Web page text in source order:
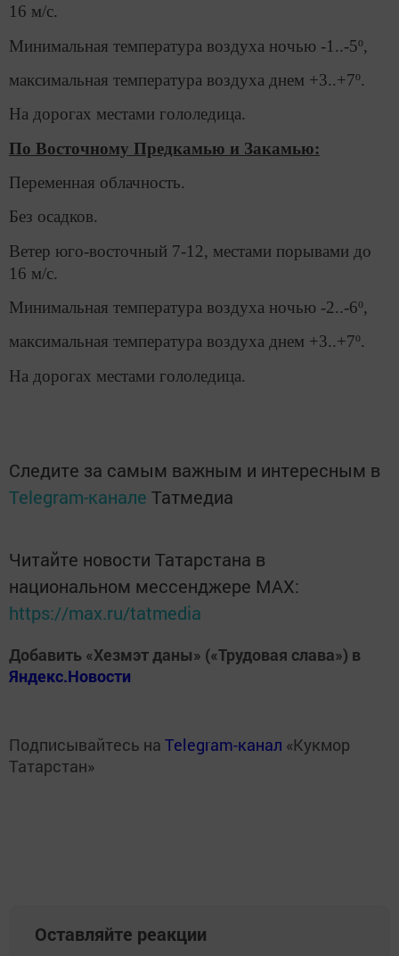
16 м/с.
Минимальная температура воздуха ночью -1..-5º,
максимальная температура воздуха днем +3..+7º.
На дорогах местами гололедица.
По Восточному Предкамью и Закамью:
Переменная облачность.
Без осадков.
Ветер юго-восточный 7-12, местами порывами до
16 м/с.
Минимальная температура воздуха ночью -2..-6º,
максимальная температура воздуха днем +3..+7º.
На дорогах местами гололедица.
Следите за самым важным и интересным в
Telegram-канале Татмедиа
Читайте новости Татарстана в
национальном мессенджере MАХ:
https://max.ru/tatmedia
Добавить «Хезмэт даны» («Трудовая слава») в
Яндекс.Новости
Подписывайтесь на Telegram-канал «Кукмор
Татарстан»
Оставляйте реакции